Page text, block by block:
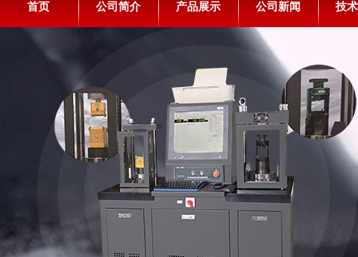
首页 公司简介 产品展示 公司新闻 技